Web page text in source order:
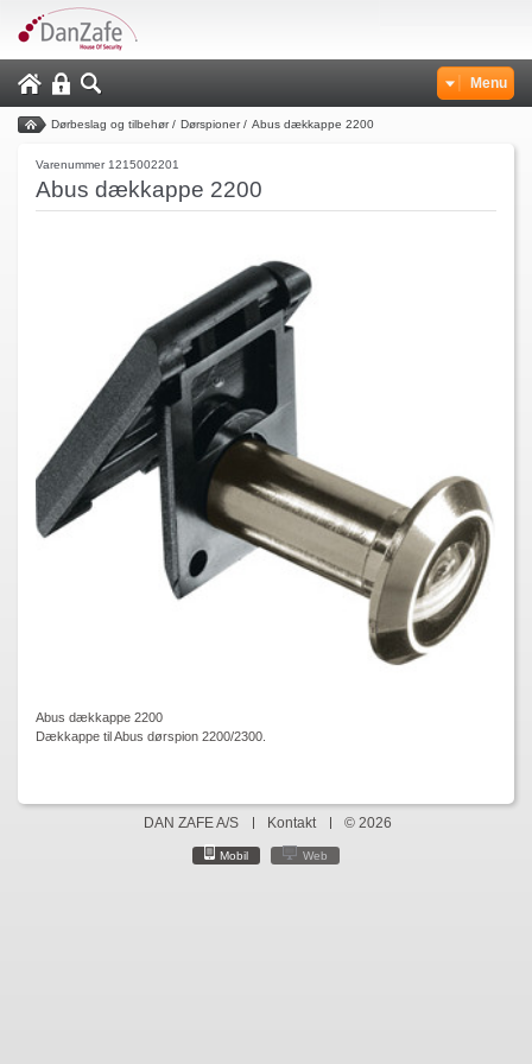
Menu
Dørbeslag og tilbehør/ Dørspioner/ Abus dækkappe 2200
Varenummer 1215002201
Abus dækkappe 2200
Abus dækkappe 2200
Dækkappe til Abus dørspion 2200/2300.
DAN ZAFE A/S Kontakt © 2026
Mobil Web